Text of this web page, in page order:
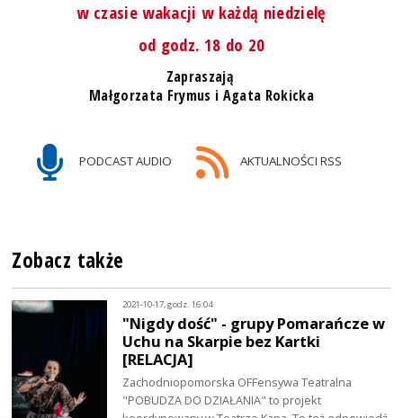
w czasie wakacji w każdą niedzielę
od godz. 18 do 20
Zapraszają
Małgorzata Frymus i Agata Rokicka
PODCAST AUDIO AKTUALNOŚCI RSS
Zobacz także
2021-10-17, godz. 16:04
"Nigdy dość" - grupy Pomarańcze w
Uchu na Skarpie bez Kartki
[RELACJA]
Zachodniopomorska OFFensywa Teatralna
"POBUDZA DO DZIAŁANIA" to projekt